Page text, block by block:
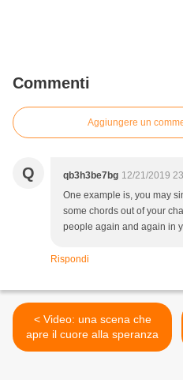
Commenti
Aggiungere un
Q qb3h3be7bg 12/21/2019
One example is, you may
some chords out of your
people again and again in
Rispondi
< Video: una scena che
apre il cuore alla speranza